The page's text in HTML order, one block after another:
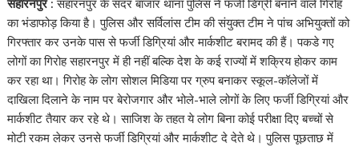
at
s
A
p
p
e
b
o
o
k
itt
er
k
e
dI
n
e
gr
a
m
ai
l
er
e
st
p
y
Li
n
k
ar
e
का भंडाफोड़ किया है। पुलिस और सर्विलांस टीम की संयुक्त टीम ने पांच अभियुक्तों को
गिरफ्तार कर उनके पास से फर्जी डिग्रियां और मार्कशीट बरामद की हैं। पकडे गए
लोगों का गिरोह सहारनपुर में ही नहीं बल्कि देश के कई राज्यों में शक्रिय होकर काम
कर रहा था। गिरोह के लोग सोशल मिडिया पर ग्रुप बनाकर स्कूल-कॉलेजों में
दाखिला दिलाने के नाम पर बेरोजगार और भोले-भाले लोगों के लिए फर्जी डिग्रियां और
मार्कशीट तैयार कर रहे थे। साजिश के तहत ये लोग बिना कोई परीक्षा दिए बच्चों से
मोटी रकम लेकर उनसे फर्जी डिग्रियां और मार्कशीट दे देते थे। पुलिस पूछताछ में